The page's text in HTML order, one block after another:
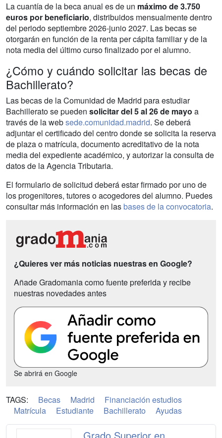
La cuantía de la beca anual es de un máximo de 3.750
euros por beneficiario, distribuidos mensualmente dentro
del periodo septiembre 2026-junio 2027. Las becas se
otorgarán en función de la renta per cápita familiar y de la
nota media del último curso finalizado por el alumno.
¿Cómo y cuándo solicitar las becas de
Bachillerato?
Las becas de la Comunidad de Madrid para estudiar
Bachillerato se pueden solicitar del 5 al 26 de mayo a
través de la websede.comunidad.madrid. Se deberá
adjuntar el certificado del centro donde se solicita la reserva
de plaza o matrícula, documento acreditativo de la nota
media del expediente académico, y autorizar la consulta de
datos de la Agencia Tributaria.
El formulario de solicitud deberá estar firmado por uno de
los progenitores, tutores o acogedores del alumno. Puedes
consultar más información en lasbases de la convocatoria.
¿Quieres ver más noticias nuestras en Google?
Añade Gradomania como fuente preferida y recibe
nuestras novedades antes
Se abrirá en Google
TAGS: Becas Madrid
Financiación estudios
Matrícula
Estudiante Bachillerato Ayudas